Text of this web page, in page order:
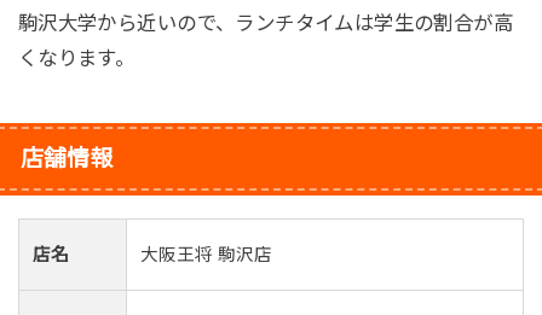
駒沢大学から近いので、ランチタイムは学生の割合が高
くなります。
店舗情報
店名 大阪王将 駒沢店